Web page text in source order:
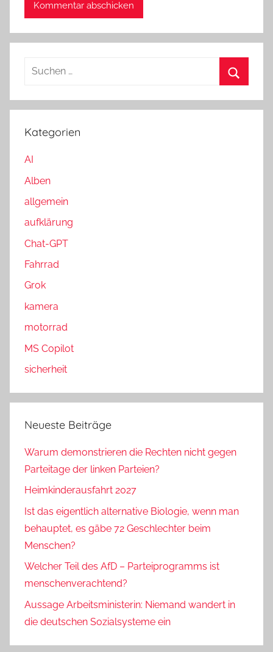
c
e
a
c
h
u
Kategorien
AI
Alben
allgemein
aufklärung
Chat-GPT
Fahrrad
Grok
kamera
motorrad
MS Copilot
sicherheit
Neueste Beiträge
Warum demonstrieren die Rechten nicht gegen
Parteitage der linken Parteien?
Heimkinderausfahrt 2027
Ist das eigentlich alternative Biologie, wenn man
behauptet, es gäbe 72 Geschlechter beim
Menschen?
Welcher Teil des AfD – Parteiprogramms ist
menschenverachtend?
Aussage Arbeitsministerin: Niemand wandert in
die deutschen Sozialsysteme ein